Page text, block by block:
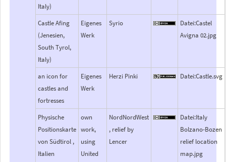
Italy)
Castle Afing
(Jenesien,
South Tyrol,
Italy)
Eigenes
Werk
Syrio
Datei:Castel
Avigna 02.jpg
an icon for
castles and
fortresses
Eigenes
Werk
Herzi Pinki Datei:Castle.svg
Physische
Positionskarte
von Südtirol ,
Italien
own
work,
using
United
NordNordWest
, relief by
Lencer
Datei:Italy
Bolzano-Bozen
relief location
map.jpg